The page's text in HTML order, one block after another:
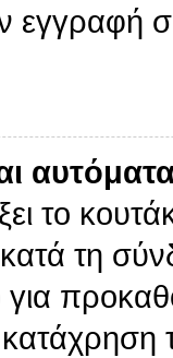
το
κατά τη